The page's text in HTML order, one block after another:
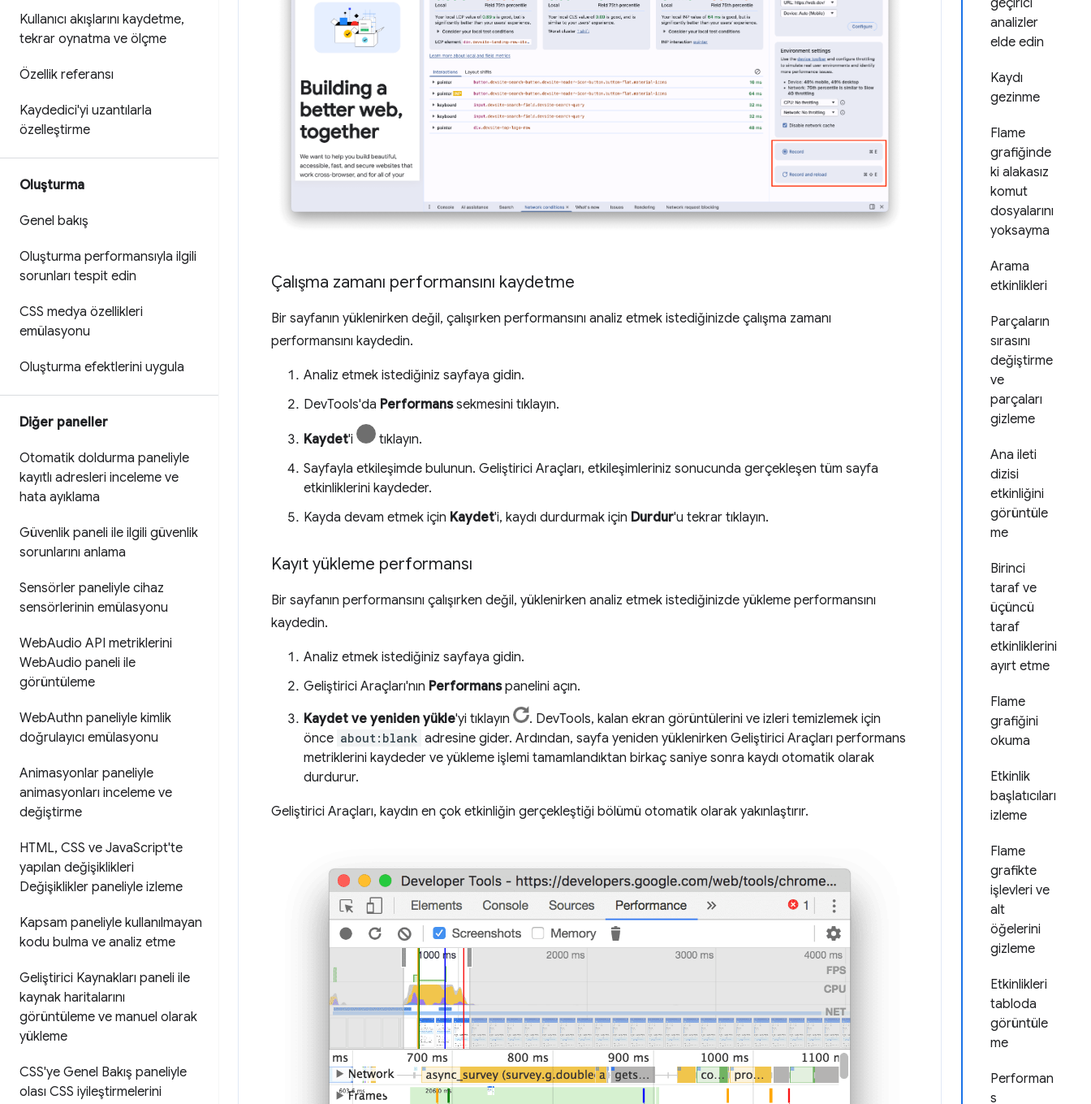
Kullanıcı akışlarını kaydetme,
tekrar oynatma ve ölçme
Özellik referansı
Kaydedici'yi uzantılarla
özelleştirme
Oluşturma
Genel bakış
Oluşturma performansıyla ilgili
sorunları tespit edin
CSS medya özellikleri
emülasyonu
Oluşturma efektlerini uygula
Diğer paneller
Otomatik doldurma paneliyle
kayıtlı adresleri inceleme ve
hata ayıklama
Güvenlik paneli ile ilgili güvenlik
sorunlarını anlama
Sensörler paneliyle cihaz
sensörlerinin emülasyonu
WebAudio API metriklerini
WebAudio paneli ile
görüntüleme
WebAuthn paneliyle kimlik
doğrulayıcı emülasyonu
Animasyonlar paneliyle
animasyonları inceleme ve
değiştirme
HTML, CSS ve JavaScript'te
yapılan değişiklikleri
Değişiklikler paneliyle izleme
Kapsam paneliyle kullanılmayan
kodu bulma ve analiz etme
Geliştirici Kaynakları paneli ile
kaynak haritalarını
görüntüleme ve manuel olarak
yükleme
CSS'ye Genel Bakış paneliyle
olası CSS iyileştirmelerini
geçirici
analizler
elde edin
Kaydı
gezinme
Flame
grafiğinde
ki alakasız
komut
dosyalarını
yoksayma
Arama
etkinlikleri
Parçaların
sırasını
değiştirme
ve
parçaları
gizleme
Ana ileti
dizisi
etkinliğini
görüntüle
me
Birinci
taraf ve
üçüncü
taraf
etkinliklerini
ayırt etme
Flame
grafiğini
okuma
Etkinlik
başlatıcıları
izleme
Flame
grafikte
işlevleri ve
alt
öğelerini
gizleme
Etkinlikleri
tabloda
görüntüle
me
Performan
s
Çalışma zamanı performansını kaydetme
Bir sayfanın yüklenirken değil, çalışırken performansını analiz etmek istediğinizde çalışma zamanı
performansını kaydedin.
Analiz etmek istediğiniz sayfaya gidin.
DevTools'da Performanssekmesini tıklayın.
Kaydet'i
tıklayın.
Sayfayla etkileşimde bulunun. Geliştirici Araçları, etkileşimleriniz sonucunda gerçekleşen tüm sayfa
etkinliklerini kaydeder.
Kayda devam etmek için Kaydet'i, kaydı durdurmak için Durdur'u tekrar tıklayın.
Kayıt yükleme performansı
Bir sayfanın performansını çalışırken değil, yüklenirken analiz etmek istediğinizde yükleme performansını
kaydedin.
Analiz etmek istediğiniz sayfaya gidin.
Geliştirici Araçları'nın Performanspanelini açın.
Kaydet ve yeniden yükle'yi tıklayın
. DevTools, kalan ekran görüntülerini ve izleri temizlemek için
önce about:blank adresine gider. Ardından, sayfa yeniden yüklenirken Geliştirici Araçları performans
metriklerini kaydeder ve yükleme işlemi tamamlandıktan birkaç saniye sonra kaydı otomatik olarak
durdurur.
Geliştirici Araçları, kaydın en çok etkinliğin gerçekleştiği bölümü otomatik olarak yakınlaştırır.